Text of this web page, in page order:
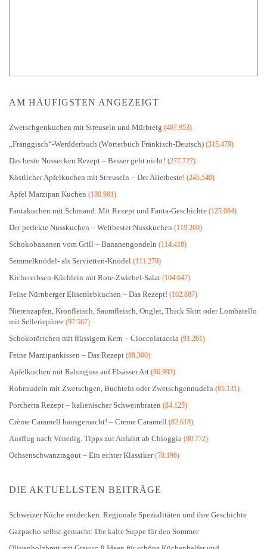
AM HÄUFIGSTEN ANGEZEIGT
Zwetschgenkuchen mit Streuseln und Mürbteig (407.953)
„Fränggisch“-Werdderbuch (Wörterbuch Fränkisch-Deutsch) (315.479)
Das beste Nussecken Rezept – Besser geht nicht! (277.727)
Köstlicher Apfelkuchen mit Streuseln – Der Allerbeste! (245.540)
Apfel Marzipan Kuchen (180.901)
Fantakuchen mit Schmand. Mit Rezept und Fanta-Geschichte (125.004)
Der perfekte Nusskuchen – Weltbester Nusskuchen (119.269)
Schokobananen vom Grill – Bananengondeln (114.418)
Semmelknödel- als Servietten-Knödel (111.279)
Kichererbsen-Küchlein mit Rote-Zwiebel-Salat (104.647)
Feine Nürnberger Elisenlebkuchen – Das Rezept! (102.887)
Nierenzapfen, Kronfleisch, Saumfleisch, Onglet, Thick Skirt oder Lombatello
mit Selleriepüree (97.567)
Schokotörtchen mit flüssigem Kern – Cioccolataccia (91.261)
Feine Marzipankissen – Das Rezept (88.300)
Apfelkuchen mit Rahmguss auf Elsässer Art (86.993)
Rohrnudeln mit Zwetschgen, Buchteln oder Zwetschgennudeln (85.131)
Porchetta Rezept – Italienischer Schweinbraten (84.125)
Crème Caramell hausgemacht! – Creme Caramell (82.618)
Ausflug nach Venedig. Tipps zur Anfahrt ab Chioggia (80.772)
Ochsenschwanzragout – Ein echter Klassiker(78.196)
DIE AKTUELLSTEN BEITRÄGE
Schweizer Küche entdecken. Regionale Spezialitäten und ihre Geschichte
Gazpacho selbst gemacht: Die kalte Suppe für den Sommer